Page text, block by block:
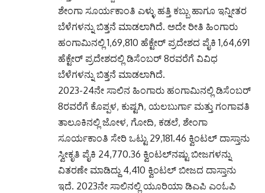
ಶೇಂಗಾ ಸೂರ್ಯಕಾಂತಿ ಎಳ್ಳು ಹತ್ತಿ ಕಬ್ಬು ಹಾಗೂ ಇನ್ನೀತರ
ಬೆಳೆಗಳನ್ನು ಬಿತ್ತನೆ ಮಾಡಲಾಗಿದೆ. ಅದೇ ರೀತಿ ಹಿಂಗಾರು
ಹಂಗಾಮಿನಲ್ಲಿ 1,69,810 ಹೆಕ್ಟೇರ್ ಪ್ರದೇಶದ ಪೈಕಿ 1,64,691
ಹೆಕ್ಟೇರ್ ಪ್ರದೇಶದಲ್ಲಿ ಡಿಸೆಂಬರ್ 8ರವರೆಗೆ ವಿವಿಧ
ಬೆಳೆಗಳನ್ನು ಬಿತ್ತನೆ ಮಾಡಲಾಗಿದೆ.
2023-24ನೇ ಸಾಲಿನ ಹಿಂಗಾರು ಹಂಗಾಮಿನಲ್ಲಿ ಡಿಸೆಂಬರ್
8ರವರೆಗೆ ಕೊಪ್ಪಳ, ಕುಷ್ಟಗಿ, ಯಲಬುರ್ಗಾ ಮತ್ತು ಗಂಗಾವತಿ
ತಾಲೂಕಿನಲ್ಲಿ ಜೋಳ, ಗೋದಿ, ಕಡಲೆ, ಶೇಂಗಾ
ಸೂರ್ಯಕಾಂತಿ ಸೇರಿ ಒಟ್ಟು 29,181.46 ಕ್ವಿಂಟಲ್ ದಾಸ್ತಾನು
ಸ್ವೀಕೃತಿ ಪೈಕಿ 24,770.36 ಕ್ವಿಂಟಲ್‌ನಷ್ಟು ಬೀಜಗಳನ್ನು
ವಿತರಣೇ ಮಾಡಿದ್ದು 4,410 ಕ್ವಿಂಟಲ್ ಬೀಜದ ದಾಸ್ತಾನು
ಇದೆ. 2023ನೇ ಸಾಲಿನಲ್ಲಿ ಯೂರಿಯಾ ಡಿಎಪಿ ಎಂಓಪಿ